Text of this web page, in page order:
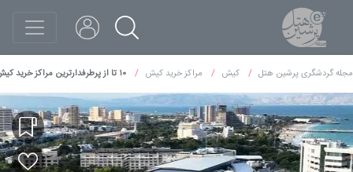
مجله گردشگری پرشین هتل کیش مراکز خرید کیش ۱۰ تا از پرطرفدارترین مراکز خرید کیش